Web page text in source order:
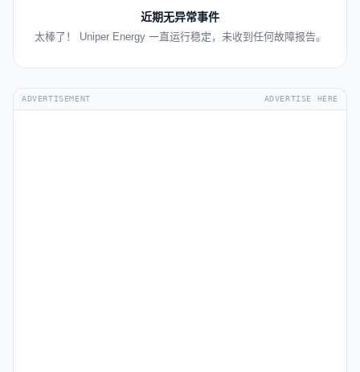
近期无异常事件
太棒了！ Uniper Energy 一直运行稳定，未收到任何故障报告。
ADVERTISEMENT ADVERTISE HERE